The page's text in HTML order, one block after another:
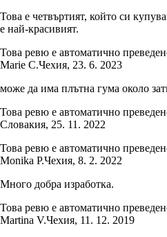
Това е четвъртият, който си
е най-красивият.
Това ревю е автоматично
Marie C.Чехия, 23. 6. 2023
може да има плътна гума около
Това ревю е автоматично
Словакия, 25. 11. 2022
Това ревю е автоматично
Monika P.Чехия, 8. 2. 2022
Много добра изработка.
Това ревю е автоматично
Martina V.Чехия, 11. 12. 2019